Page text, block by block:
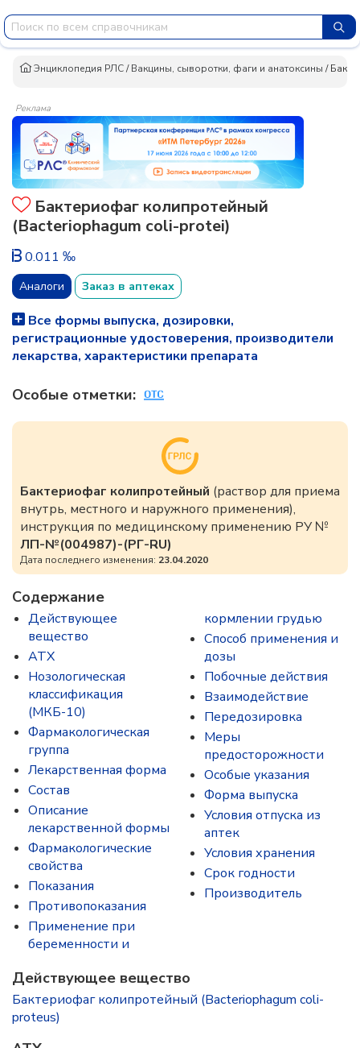
Энциклопедия РЛС/Вакцины, сыворотки, фаги и анатоксины /
Реклама
Бактериофаг колипротейный
(Bacteriophagum coli-protei)
0.011 ‰
Аналоги Заказ в аптеках
Все формы выпуска, дозировки,
регистрационные удостоверения, производители
лекарства, характеристики препарата
Особые отметки:
Бактериофаг колипротейный (раствор для приема
внутрь, местного и наружного применения),
инструкция по медицинскому применению РУ №
ЛП-№(004987)-(РГ-RU)
Дата последнего изменения: 23.04.2020
Содержание
Действующее
вещество
ATX
Нозологическая
классификация
(МКБ-10)
Фармакологическая
группа
Лекарственная форма
Состав
Описание
лекарственной формы
Фармакологические
свойства
Показания
Противопоказания
Применение при
беременности и
кормлении грудью
Способ применения и
дозы
Побочные действия
Взаимодействие
Передозировка
Меры
предосторожности
Особые указания
Форма выпуска
Условия отпуска из
аптек
Условия хранения
Срок годности
Производитель
Действующее вещество
Бактериофаг колипротейный (Bacteriophagum coli-
proteus)